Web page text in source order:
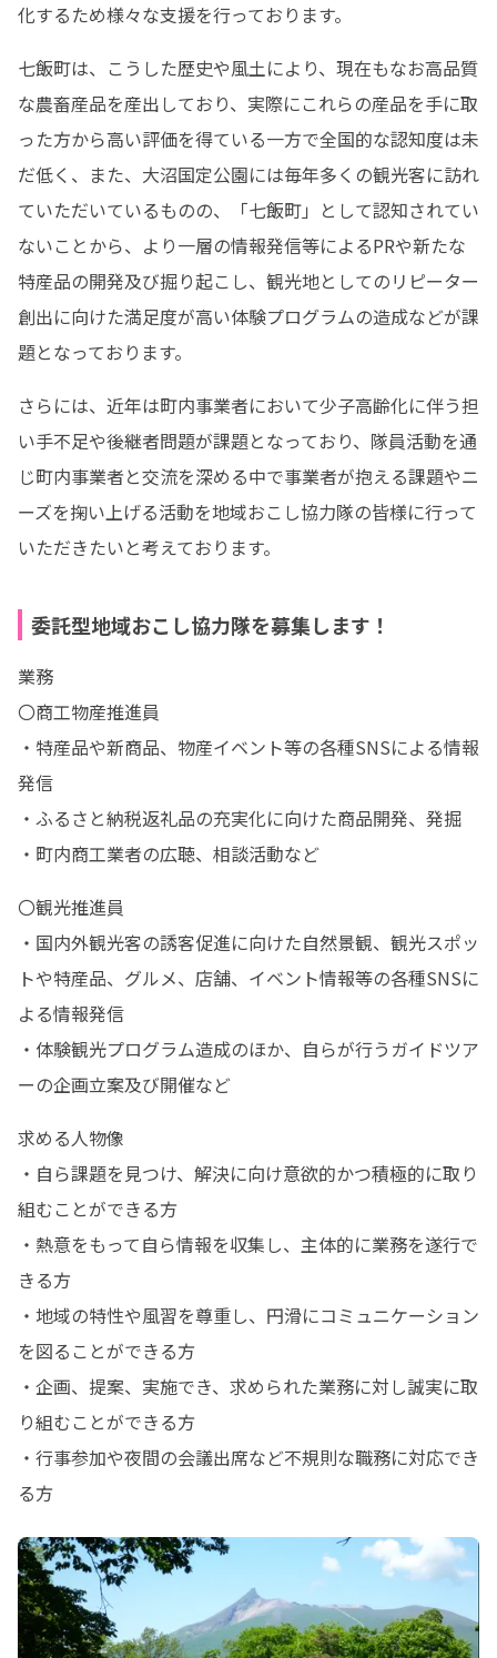
化するため様々な支援を行っております。
七飯町は、こうした歴史や風土により、現在もなお高品質
な農畜産品を産出しており、実際にこれらの産品を手に取
った方から高い評価を得ている一方で全国的な認知度は未
だ低く、また、大沼国定公園には毎年多くの観光客に訪れ
ていただいているものの、「七飯町」として認知されてい
ないことから、より一層の情報発信等によるPRや新たな
特産品の開発及び掘り起こし、観光地としてのリピーター
創出に向けた満足度が高い体験プログラムの造成などが課
題となっております。
さらには、近年は町内事業者において少子高齢化に伴う担
い手不足や後継者問題が課題となっており、隊員活動を通
じ町内事業者と交流を深める中で事業者が抱える課題やニ
ーズを掬い上げる活動を地域おこし協力隊の皆様に行って
いただきたいと考えております。
委託型地域おこし協力隊を募集します！
業務
〇商工物産推進員
・特産品や新商品、物産イベント等の各種SNSによる情報
発信
・ふるさと納税返礼品の充実化に向けた商品開発、発掘
・町内商工業者の広聴、相談活動など
〇観光推進員
・国内外観光客の誘客促進に向けた自然景観、観光スポッ
トや特産品、グルメ、店舗、イベント情報等の各種SNSに
よる情報発信
・体験観光プログラム造成のほか、自らが行うガイドツア
ーの企画立案及び開催など
求める人物像
・自ら課題を見つけ、解決に向け意欲的かつ積極的に取り
組むことができる方
・熱意をもって自ら情報を収集し、主体的に業務を遂行で
きる方
・地域の特性や風習を尊重し、円滑にコミュニケーション
を図ることができる方
・企画、提案、実施でき、求められた業務に対し誠実に取
り組むことができる方
・行事参加や夜間の会議出席など不規則な職務に対応でき
る方